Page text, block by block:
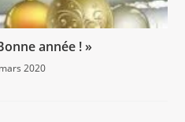
année ! »
2020